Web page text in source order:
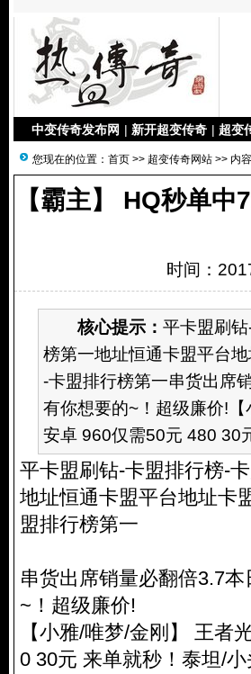
中变传奇发布网 | 新开超变传奇 | 超变
您现在的位置： 首页 >> 超变传奇网站 >> 内容
【霸主】 HQ秒单
时间：
核心提示： 平卡盟刷
榜第一地址恒通卡盟平台
-卡盟排行榜第一串货出席
有你想要的~！超级廉价!
安卓 960仅需50元 480 30
平卡盟刷钻-卡盟排行榜-
地址恒通卡盟平台地址卡
盟排行榜第一
串货出席销量必翻倍3.7
~！超级廉价!
【小雅/唯梦/金刚】 王者
0 30元 来单就秒！泰坦/